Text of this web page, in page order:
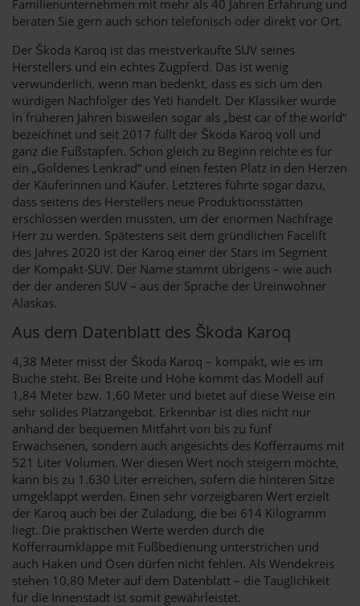
Familienunternehmen mit mehr als 40 Jahren Erfahrung und
beraten Sie gern auch schon telefonisch oder direkt vor Ort.
Der Škoda Karoq ist das meistverkaufte SUV seines
Herstellers und ein echtes Zugpferd. Das ist wenig
verwunderlich, wenn man bedenkt, dass es sich um den
würdigen Nachfolger des Yeti handelt. Der Klassiker wurde
in früheren Jahren bisweilen sogar als „best car of the world“
bezeichnet und seit 2017 füllt der Škoda Karoq voll und
ganz die Fußstapfen. Schon gleich zu Beginn reichte es für
ein „Goldenes Lenkrad“ und einen festen Platz in den Herzen
der Käuferinnen und Käufer. Letzteres führte sogar dazu,
dass seitens des Herstellers neue Produktionsstätten
erschlossen werden mussten, um der enormen Nachfrage
Herr zu werden. Spätestens seit dem gründlichen Facelift
des Jahres 2020 ist der Karoq einer der Stars im Segment
der Kompakt-SUV. Der Name stammt übrigens – wie auch
der der anderen SUV – aus der Sprache der Ureinwohner
Alaskas.
Aus dem Datenblatt des Škoda Karoq
4,38 Meter misst der Škoda Karoq – kompakt, wie es im
Buche steht. Bei Breite und Höhe kommt das Modell auf
1,84 Meter bzw. 1,60 Meter und bietet auf diese Weise ein
sehr solides Platzangebot. Erkennbar ist dies nicht nur
anhand der bequemen Mitfahrt von bis zu fünf
Erwachsenen, sondern auch angesichts des Kofferraums mit
521 Liter Volumen. Wer diesen Wert noch steigern möchte,
kann bis zu 1.630 Liter erreichen, sofern die hinteren Sitze
umgeklappt werden. Einen sehr vorzeigbaren Wert erzielt
der Karoq auch bei der Zuladung, die bei 614 Kilogramm
liegt. Die praktischen Werte werden durch die
Kofferraumklappe mit Fußbedienung unterstrichen und
auch Haken und Ösen dürfen nicht fehlen. Als Wendekreis
stehen 10,80 Meter auf dem Datenblatt – die Tauglichkeit
für die Innenstadt ist somit gewährleistet.